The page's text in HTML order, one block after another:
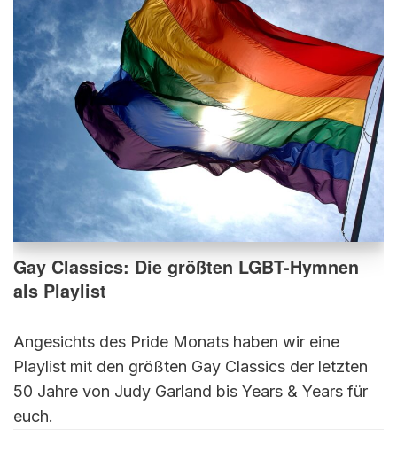
Gay Classics: Die größten LGBT-Hymnen
als Playlist
Angesichts des Pride Monats haben wir eine
Playlist mit den größten Gay Classics der letzten
50 Jahre von Judy Garland bis Years & Years für
euch.